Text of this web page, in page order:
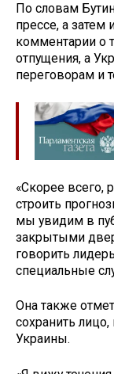
По словам
прессе, а затем
комментарии о
отпущения, а
переговорам и
«Скорее всего,
строить
мы увидим в
закрытыми
говорить
специальные
Она также
сохранить
Украины.